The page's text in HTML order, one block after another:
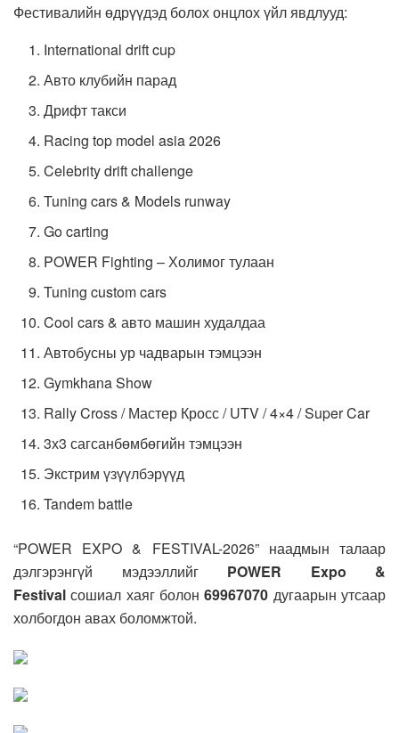
Фестивалийн өдрүүдэд болох онцлох үйл явдлууд:
International drift cup
Авто клубийн парад
Дрифт такси
Racing top model asia 2026
Celebrity drift challenge
Tuning cars & Models runway
Go carting
POWER Fighting – Холимог тулаан
Tuning custom cars
Cool cars & авто машин худалдаа
Автобусны ур чадварын тэмцээн
Gymkhana Show
Rally Cross / Мастер Кросс / UTV / 4×4 / Super Car
3х3 сагсанбөмбөгийн тэмцээн
Экстрим үзүүлбэрүүд
Tandem battle
“POWER EXPO & FESTIVAL-2026” наадмын талаар
дэлгэрэнгүй мэдээллийг POWER Expo &
Festivalсошиал хаяг болон69967070 дугаарын утсаар
холбогдон авах боломжтой.